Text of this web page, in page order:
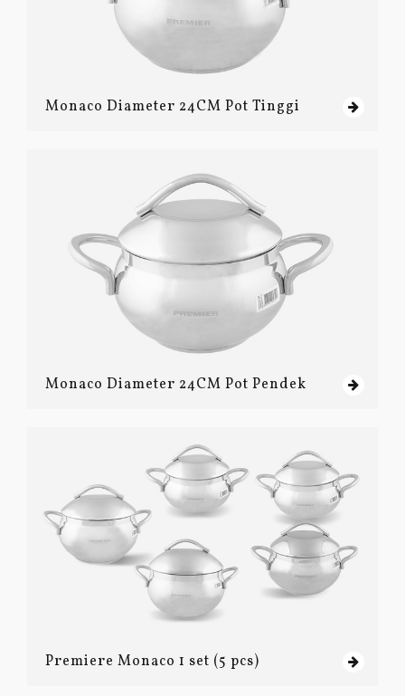
Monaco Diameter 24CM Pot Tinggi
Monaco Diameter 24CM Pot Pendek
Premiere Monaco 1 set (5 pcs)